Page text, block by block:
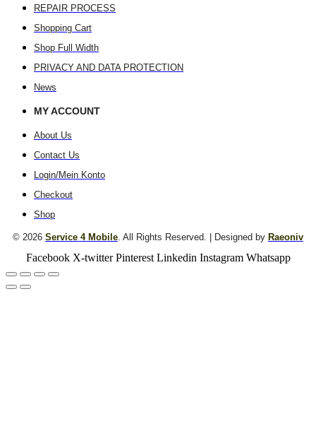
REPAIR PROCESS
Shopping Cart
Shop Full Width
PRIVACY AND DATA PROTECTION
News
MY ACCOUNT
About Us
Contact Us
Login/Mein Konto
Checkout
Shop
© 2026 Service 4 Mobile. All Rights Reserved. | Designed by Raeoniv
Facebook X-twitter Pinterest Linkedin Instagram Whatsapp